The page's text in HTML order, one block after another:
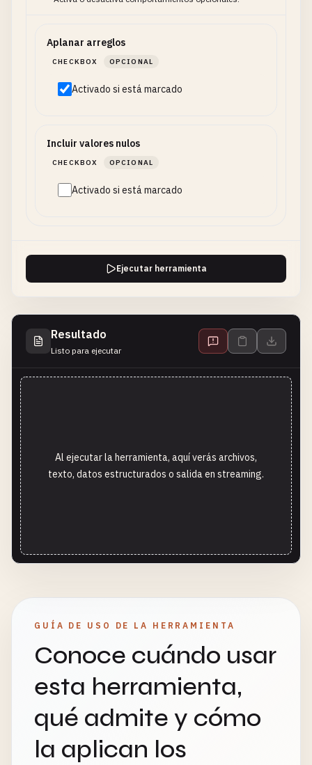
Aplanar arreglos
CHECKBOX OPCIONAL
Activado si está marcado
Incluir valores nulos
CHECKBOX OPCIONAL
Activado si está marcado
Ejecutar herramienta
Resultado
Listo para ejecutar
Al ejecutar la herramienta, aquí verás archivos,
texto, datos estructurados o salida en streaming.
GUÍA DE USO DE LA HERRAMIENTA
Conoce cuándo usar
esta herramienta,
qué admite y cómo
la aplican los